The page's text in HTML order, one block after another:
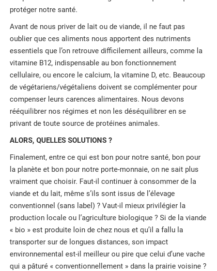
protéger notre santé.
Avant de nous priver de lait ou de viande, il ne faut pas
oublier que ces aliments nous apportent des nutriments
essentiels que l’on retrouve difficilement ailleurs, comme la
vitamine B12, indispensable au bon fonctionnement
cellulaire, ou encore le calcium, la vitamine D, etc. Beaucoup
de végétariens/végétaliens doivent se complémenter pour
compenser leurs carences alimentaires. Nous devons
rééquilibrer nos régimes et non les déséquilibrer en se
privant de toute source de protéines animales.
ALORS, QUELLES SOLUTIONS ?
Finalement, entre ce qui est bon pour notre santé, bon pour
la planète et bon pour notre porte-monnaie, on ne sait plus
vraiment que choisir. Faut-il continuer à consommer de la
viande et du lait, même s’ils sont issus de l’élevage
conventionnel (sans label) ? Vaut-il mieux privilégier la
production locale ou l’agriculture biologique ? Si de la viande
« bio » est produite loin de chez nous et qu’il a fallu la
transporter sur de longues distances, son impact
environnemental est-il meilleur ou pire que celui d’une vache
qui a pâturé « conventionnellement » dans la prairie voisine ?